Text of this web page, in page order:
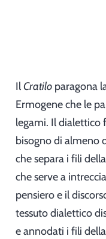
IlCratilo paragona
Ermogene che le
legami. Il dialettico
bisogno di almeno
che separa i fili
che serve a
pensiero e il
tessuto dialettico
e annodati i fili